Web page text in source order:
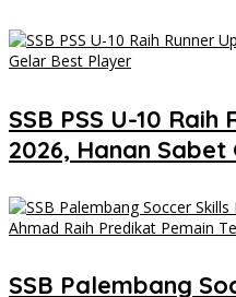
SSB PSS U-10 Raih
2026, Hanan
SSB Palembang